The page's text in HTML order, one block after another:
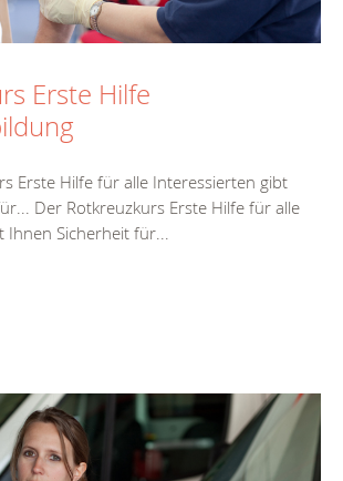
Erste Hilfe
Erste Hilfe für alle Interessierten gibt
Der Rotkreuzkurs Erste Hilfe für alle
Ihnen Sicherheit für...